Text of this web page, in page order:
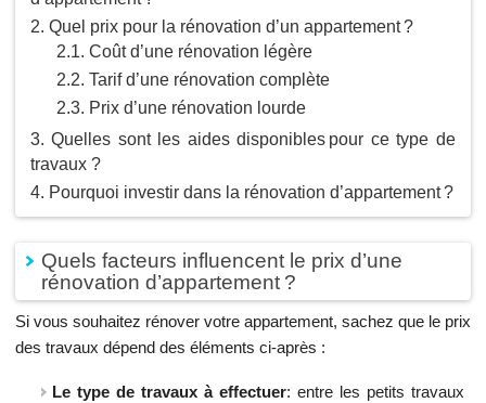
Quel prix pour la rénovation d’un appartement ?
Coût d’une rénovation légère
Tarif d’une rénovation complète
Prix d’une rénovation lourde
Quelles sont les aides disponibles pour ce type de
travaux ?
Pourquoi investir dans la rénovation d’appartement ?
Quels facteurs influencent le prix d’une
rénovation d’appartement ?
Si vous souhaitez rénover votre appartement, sachez que le prix
des travaux dépend des éléments ci-après :
Le type de travaux à effectuer: entre les petits travaux